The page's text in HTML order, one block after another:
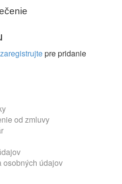
zaregistrujtepre pridanie
od zmluvy
osobných údajov